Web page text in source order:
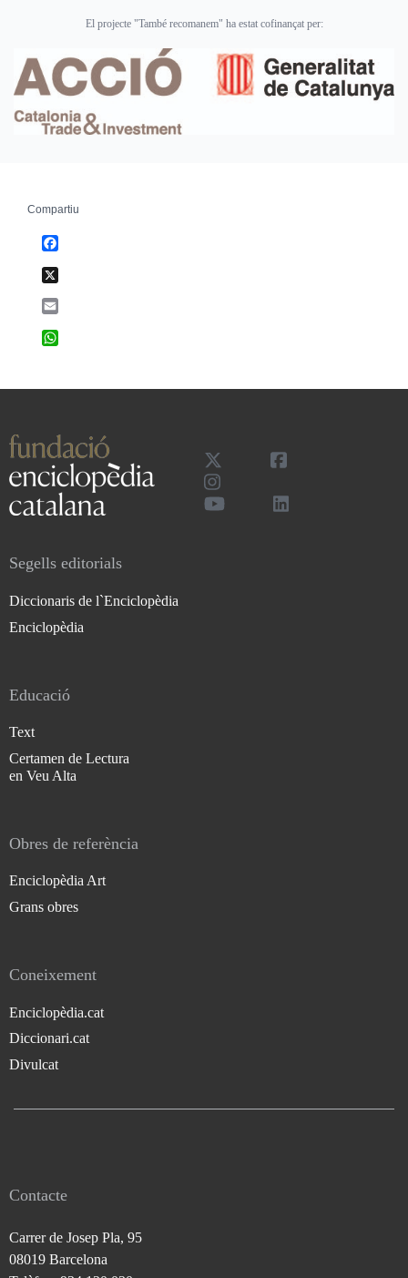
El projecte "També recomanem" ha estat cofinançat per:
Compartiu
Segells editorials
Diccionaris de l`Enciclopèdia
Enciclopèdia
Educació
Text
Certamen de Lectura
en Veu Alta
Obres de referència
Enciclopèdia Art
Grans obres
Coneixement
Enciclopèdia.cat
Diccionari.cat
Divulcat
Contacte
Carrer de Josep Pla, 95
08019 Barcelona